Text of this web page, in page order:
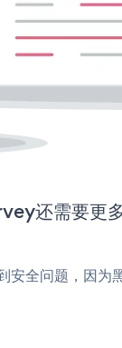
还需要更
安全问题，因为